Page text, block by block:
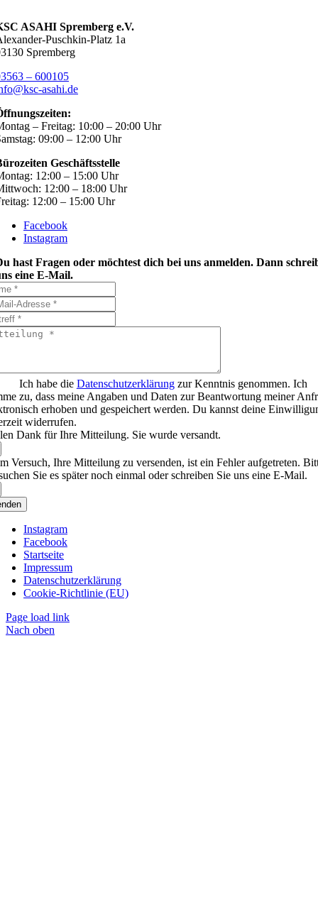
ASAHI Spremberg e.V.
Puschkin-Platz 1a
Spremberg
– 600105
asahi.de
– Freitag: 10:00 – 20:00 Uhr
09:00 – 12:00 Uhr
Geschäftsstelle
12:00 – 15:00 Uhr
12:00 – 18:00 Uhr
12:00 – 15:00 Uhr
Facebook
Instagram
hast Fragen oder möchtest dich bei uns anmelden. Dann
eine E-Mail.
Ich habe die Datenschutzerklärungzur Kenntnis genommen. Ich
zu, dass meine Angaben und Daten zur Beantwortung meiner
erhoben und gespeichert werden. Du kannst deine
widerrufen.
Dank für Ihre Mitteilung. Sie wurde versandt.
Versuch, Ihre Mitteilung zu versenden, ist ein Fehler aufgetreten.
Sie es später noch einmal oder schreiben Sie uns eine E-Mail.
Instagram
Facebook
Startseite
Impressum
Datenschutzerklärung
Cookie-Richtlinie (EU)
Page load link
Nach oben